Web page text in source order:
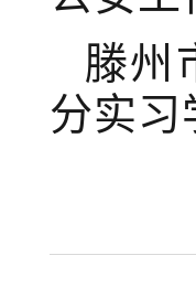
滕州
分实习